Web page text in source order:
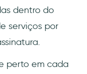
dentro do
serviços por
perto em cada